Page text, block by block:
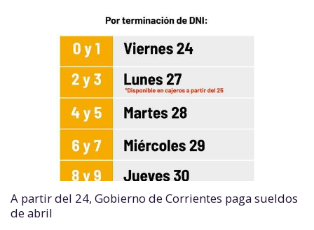
A partir del 24, Gobierno de Corrientes paga sueldos
de abril